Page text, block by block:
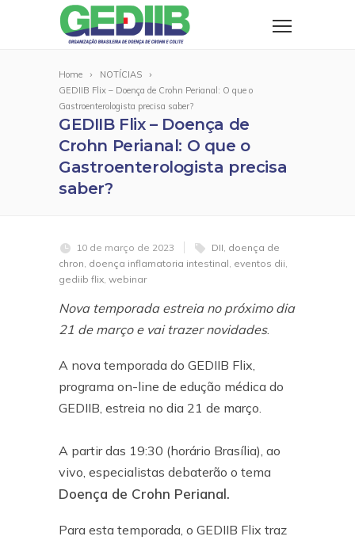
Home
NOTÍCIAS
GEDIIB Flix – Doença de Crohn Perianal: O que o
Gastroenterologista precisa saber?
GEDIIB Flix – Doença de
Crohn Perianal: O que o
Gastroenterologista precisa
saber?
10 de março de 2023 DII, doença de
chron, doença inflamatoria intestinal, eventos dii,
gediib flix, webinar
Nova temporada estreia no próximo dia
21 de março e vai trazer novidades.
A nova temporada do GEDIIB Flix,
programa on-line de edução médica do
GEDIIB, estreia no dia 21 de março.
A partir das 19:30 (horário Brasília), ao
vivo, especialistas debaterão o tema
Doença de Crohn Perianal.
Para esta temporada, o GEDIIB Flix traz